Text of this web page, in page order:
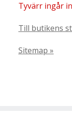
Tyvärr ingår
Till butikens
Sitemap »